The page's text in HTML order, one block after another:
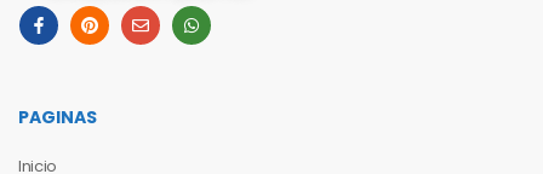
PAGINAS
Inicio